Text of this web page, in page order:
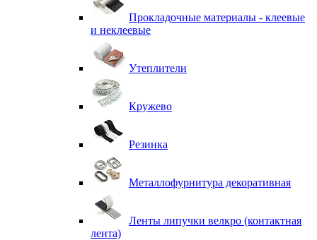
Прокладочные материалы - клеевые
и неклеевые
Утеплители
Кружево
Резинка
Металлофурнитура декоративная
Ленты липучки велкро (контактная
лента)